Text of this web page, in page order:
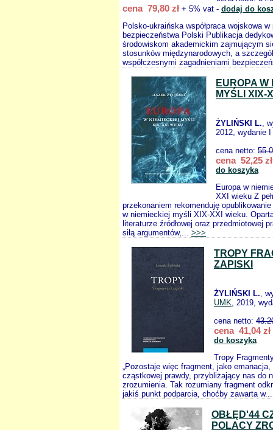
cena 79,80 zł + 5% vat - dodaj do
Polsko-ukraińska współpraca wojskowa
bezpieczeństwa Polski Publikacja
środowiskom akademickim zajmującym
stosunków międzynarodowych, a
współczesnymi zagadnieniami
EUROPA
MYŚLI XIX-
ŻYLIŃSKI L.,
2012, wydanie I
cena netto:
cena 52,25 zł
do koszyka
Europa w
XXI wieku Z
przekonaniem rekomenduję
w niemieckiej myśli XIX-XXI wieku.
literaturze źródłowej oraz przedmiotowej
siłą argumentów,... >>>
TROPY
ZAPISKI
ŻYLIŃSKI L.,
UMK, 2019,
cena netto:
cena 41,04 zł
do koszyka
Tropy
„Pozostaje więc fragment, jako emanacja,
cząstkowej prawdy, przybliżający nas do
zrozumienia. Tak rozumiany fragment
jakiś punkt podparcia, choćby zawarta
OBŁĘD'44
POLACY